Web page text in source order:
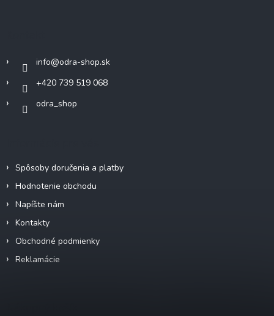
info@odra-shop.sk
+420 739 519 068
odra_shop
Spôsoby doručenia a platby
Hodnotenie obchodu
Napíšte nám
Kontakty
Obchodné podmienky
Reklamácie